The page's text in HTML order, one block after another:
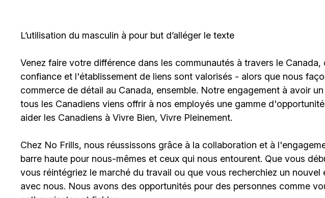
L’utilisation du masculin à pour but d’alléger le texte
Venez faire votre différence dans les communautés à travers le
confiance et l'établissement de liens sont valorisés - alors que nous
commerce de détail au Canada, ensemble. Notre engagement à avoir
tous les Canadiens viens offrir à nos employés une gamme
aider les Canadiens à Vivre Bien, Vivre Pleinement.
Chez No Frills, nous réussissons grâce à la collaboration et à
barre haute pour nous-mêmes et ceux qui nous entourent. Que vous
vous réintégriez le marché du travail ou que vous recherchiez un nouvel
avec nous. Nous avons des opportunités pour des personnes comme